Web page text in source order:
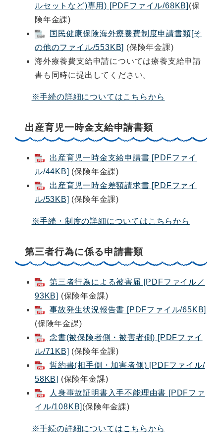
ルセットなど)専用) [PDFファイル/68KB] (保
険年金課)
国民健康保険海外療養費制度申請書類[そ
の他のファイル/553KB] (保険年金課)
海外療養費支給申請については療養支給申請
書も同時に提出してください。
※手続の詳細についてはこちらから
出産育児一時金支給申請書類
出産育児一時金支給申請書 [PDFファイ
ル/44KB] (保険年金課)
出産育児一時金差額請求書 [PDFファイ
ル/53KB] (保険年金課)
※手続・制度の詳細についてはこちらから
第三者行為に係る申請書類
第三者行為による被害届 [PDFファイル／
93KB] (保険年金課)
事故発生状況報告書 [PDFファイル/65KB]
(保険年金課)
念書(被保険者側・被害者側) [PDFファイ
ル/71KB] (保険年金課)
誓約書(相手側・加害者側) [PDFファイル/
58KB] (保険年金課)
人身事故証明書入手不能理由書 [PDFファ
イル/108KB] (保険年金課)
※手続の詳細についてはこちらから